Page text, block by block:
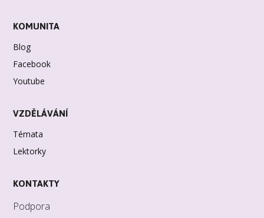
KOMUNITA
Blog
Facebook
Youtube
VZDĚLÁVÁNÍ
Témata
Lektorky
KONTAKTY
Podpora